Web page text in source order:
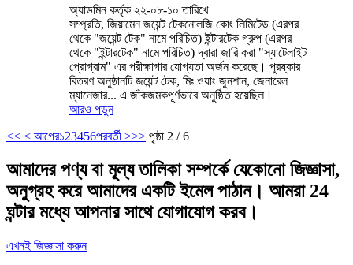
অ্যাডমিন কর্তৃক ২২-০৮-১০ তারিখে
সম্প্রতি, জিয়ামেন জয়েন্ট টেকনোলজি কোং লিমিটেড (এরপর
থেকে "জয়েন্ট টেক" নামে পরিচিত) ইন্টারটেক গ্রুপ (এরপর
থেকে "ইন্টারটেক" নামে পরিচিত) দ্বারা জারি করা "স্যাটেলাইট
প্রোগ্রাম" এর পরীক্ষাগার যোগ্যতা অর্জন করেছে। পুরষ্কার
বিতরণ অনুষ্ঠানটি জয়েন্ট টেক, মিঃ ওয়াং জুনশান, জেনারেল
ম্যানেজার... এ জাঁকজমকপূর্ণভাবে অনুষ্ঠিত হয়েছিল।
আরও পড়ুন
<< < আগের১23456পরবর্তী >>> পৃষ্ঠা 2 / 6
আমাদের পণ্য বা মূল্য তালিকা সম্পর্কে যেকোনো জিজ্ঞাসা,
অনুগ্রহ করে আমাদের একটি ইমেল পাঠান। আমরা 24
ঘন্টার মধ্যে আপনার সাথে যোগাযোগ করব।
এখনই জিজ্ঞাসা করুন